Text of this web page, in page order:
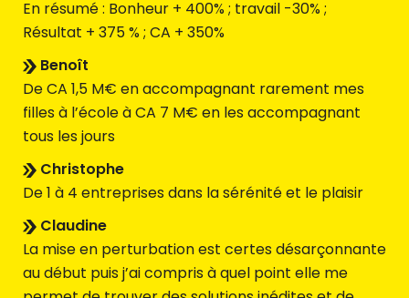
En résumé : Bonheur + 400% ; travail -30% ;
Résultat + 375 % ; CA + 350%
Benoît
De CA 1,5 M€ en accompagnant rarement mes
filles à l’école à CA 7 M€ en les accompagnant
tous les jours
Christophe
De 1 à 4 entreprises dans la sérénité et le plaisir
Claudine
La mise en perturbation est certes désarçonnante
au début puis j’ai compris à quel point elle me